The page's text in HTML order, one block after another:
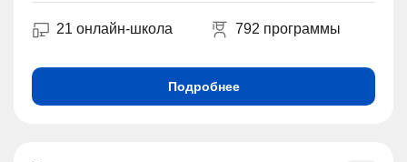
21 онлайн-школа 792 программы
Подробнее